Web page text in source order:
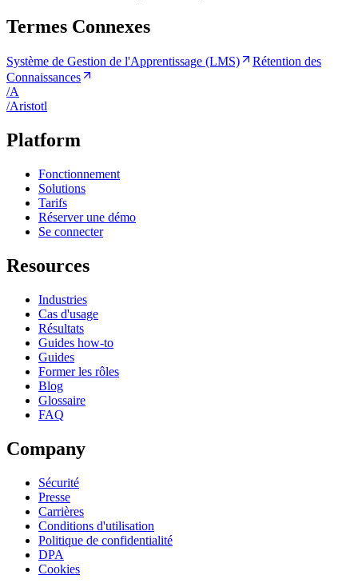
Termes Connexes
Système de Gestion de l'Apprentissage (LMS)
Rétention des
Connaissances
/A
/Aristotl
Platform
Fonctionnement
Solutions
Tarifs
Réserver une démo
Se connecter
Resources
Industries
Cas d'usage
Résultats
Guides how-to
Guides
Former les rôles
Blog
Glossaire
FAQ
Company
Sécurité
Presse
Carrières
Conditions d'utilisation
Politique de confidentialité
DPA
Cookies